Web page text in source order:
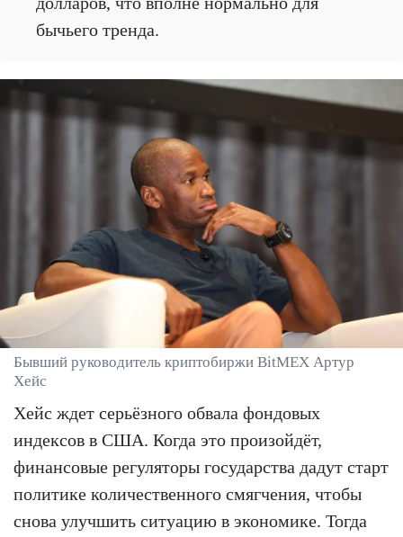
бычьего тренда.
Бывший руководитель криптобиржи BitMEX Артур
Хейс
Хейс ждет серьёзного обвала фондовых
индексов в США. Когда это произойдёт,
финансовые регуляторы государства дадут старт
политике количественного смягчения, чтобы
снова улучшить ситуацию в экономике. Тогда